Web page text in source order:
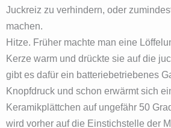
Juckreiz zu verhindern, oder
machen.
Hitze. Früher machte man eine
Kerze warm und drückte sie auf die
gibt es dafür ein batteriebetriebenes
Knopfdruck und schon erwärmt sich
Keramikplättchen auf ungefähr 50
wird vorher auf die Einstichstelle der